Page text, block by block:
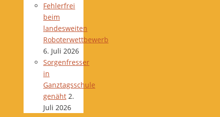
Fehlerfrei
beim
landesweiten
Roboterwettbewerb
6. Juli 2026
Sorgenfresser
in
Ganztagsschule
genäht 2.
Juli 2026